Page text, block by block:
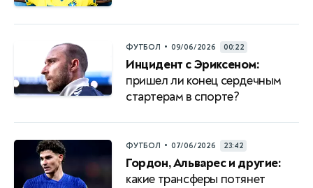
ФУТБОЛ • 09/06/2026 00:22
Инцидент с Эриксеном:
пришел ли конец сердечным
стартерам в спорте?
ФУТБОЛ • 07/06/2026 23:42
Гордон, Альварес и другие:
какие трансферы потянет